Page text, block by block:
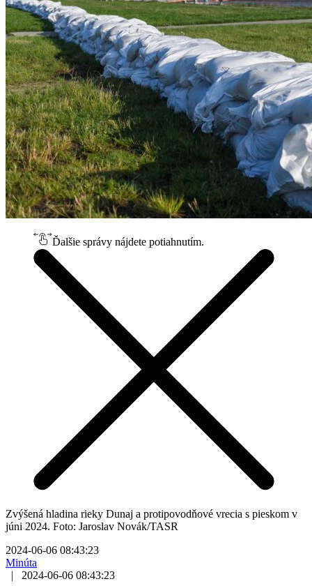
Ďalšie správy nájdete potiahnutím.
Zvýšená hladina rieky Dunaj a protipovodňové vrecia s pieskom v
júni 2024. Foto: Jaroslav Novák/TASR
2024-06-06 08:43:23
Minúta
|
2024-06-06 08:43:23